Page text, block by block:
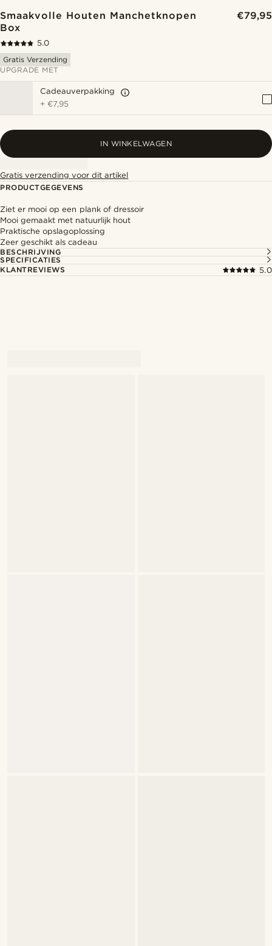
Smaakvolle Houten Manchetknopen
Box
€79,95
5.0
Gratis Verzending
UPGRADE MET
Cadeauverpakking
+€7,95
IN WINKELWAGEN
Gratis verzending voor dit artikel
PRODUCTGEGEVENS
Ziet er mooi op een plank of dressoir
Mooi gemaakt met natuurlijk hout
Praktische opslagoplossing
Zeer geschikt als cadeau
BESCHRIJVING
SPECIFICATIES
KLANTREVIEWS
5.0